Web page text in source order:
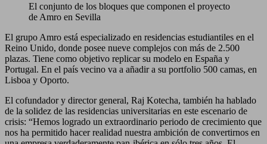
El conjunto de los bloques que componen el proyecto
de Amro en Sevilla
El grupo Amro está especializado en residencias estudiantiles en el
Reino Unido, donde posee nueve complejos con más de 2.500
plazas. Tiene como objetivo replicar su modelo en España y
Portugal. En el país vecino va a añadir a su portfolio 500 camas, en
Lisboa y Oporto.
El cofundador y director general, Raj Kotecha, también ha hablado
de la solidez de las residencias universitarias en este escenario de
crisis: “Hemos logrado un extraordinario periodo de crecimiento que
nos ha permitido hacer realidad nuestra ambición de convertirnos en